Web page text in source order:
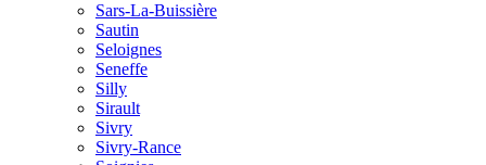
Sars-La-Buissière
Sautin
Seloignes
Seneffe
Silly
Sirault
Sivry
Sivry-Rance